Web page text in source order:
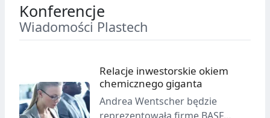
Konferencje
Wiadomości Plastech
Relacje inwestorskie okiem
chemicznego giganta
Andrea Wentscher będzie